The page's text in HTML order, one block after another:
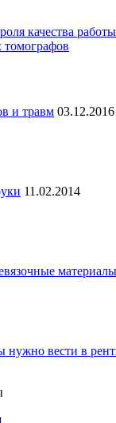
качества
и травм 03.12.2016
11.02.2014
материалы
нужно вести в